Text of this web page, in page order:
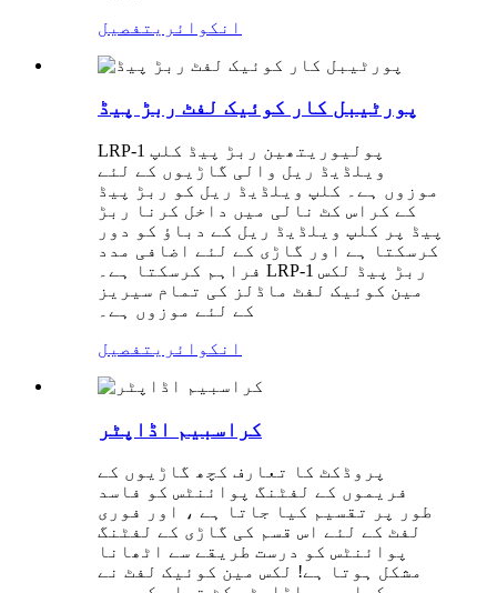
انکوائری تفصیل
پورٹیبل کار کوئیک لفٹ ربڑ پیڈ
LRP-1 پولیوریتھین ربڑ پیڈ کلپ
ویلڈیڈ ریل والی گاڑیوں کے لئے
موزوں ہے۔ کلپ ویلڈیڈ ریل کو ربڑ پیڈ
کے کراس کٹ نالی میں داخل کرنا ربڑ
پیڈ پر کلپ ویلڈیڈ ریل کے دباؤ کو دور
کرسکتا ہے اور گاڑی کے لئے اضافی مدد
فراہم کرسکتا ہے۔ LRP-1 ربڑ پیڈ لکس
مین کوئیک لفٹ ماڈلز کی تمام سیریز
کے لئے موزوں ہے۔
انکوائری تفصیل
کراسبیم اڈاپٹر
پروڈکٹ کا تعارف کچھ گاڑیوں کے
فریموں کے لفٹنگ پوائنٹس کو فاسد
طور پر تقسیم کیا جاتا ہے ، اور فوری
لفٹ کے لئے اس قسم کی گاڑی کے لفٹنگ
پوائنٹس کو درست طریقے سے اٹھانا
مشکل ہوتا ہے! لکس مین کوئیک لفٹ نے